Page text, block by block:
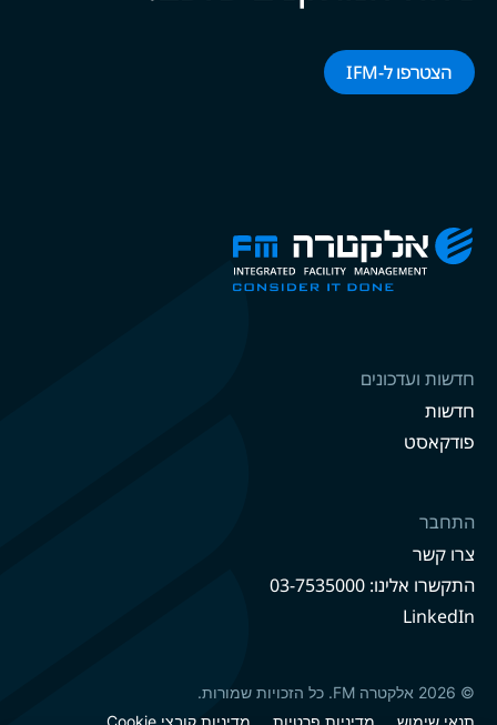
הצטרפו ל-‌‌IFM‌‌
חדשות ועדכונים
חדשות
פודקאסט
התחבר
צרו קשר
התקשרו אלינו: 03-7535000
LinkedIn
© 2026 אלקטרה FM. כל הזכויות שמורות.
תנאי שימוש
מדיניות פרטיות מדיניות קובצי Cookie